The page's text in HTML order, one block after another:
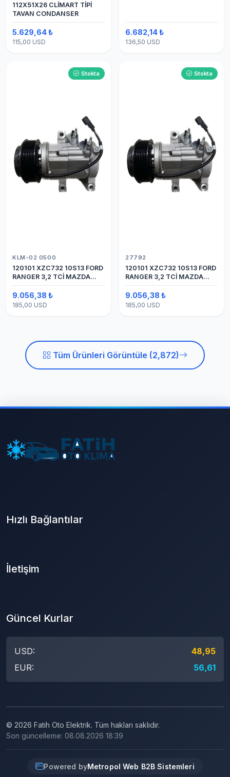
112X51X26 CLİMART TİPİ
TAVAN CONDANSER
5.629,64 ₺
115,00 USD
6.682,14 ₺
136,50 USD
Stokta
KLM-02 0500
120101 XZC732 10S13 FORD
RANGER 3,2 TCİ MAZDA
Y.M.
9.056,38 ₺
185,00 USD
Stokta
27792
120101 XZC732 10S13 FORD
RANGER 3,2 TCİ MAZDA
Y.M. KOMPRESÖR 7PK 12V
9.056,38 ₺
185,00 USD
Tüm Ürünleri Görüntüle (2,872)
Hızlı Bağlantılar
İletişim
Güncel Kurlar
USD:
48,95
EUR:
56,61
© 2026 Fatih Oto Elektrik. Tüm hakları saklıdır.
Son güncelleme: 08.08.2026 18:39
Powered byMetropol Web B2B Sistemleri